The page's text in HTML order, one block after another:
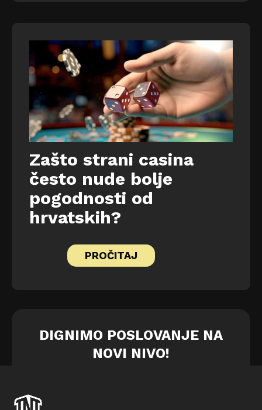
Zašto strani casina
često nude bolje
pogodnosti od
hrvatskih?
PROČITAJ
DIGNIMO POSLOVANJE NA
NOVI NIVO!